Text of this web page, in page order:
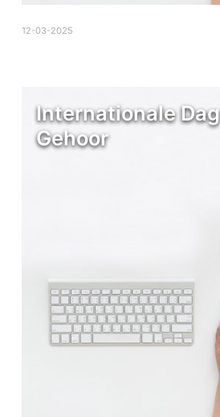
12-03-2025
Internationale
Gehoor